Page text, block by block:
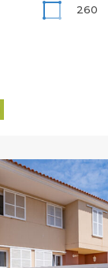
260